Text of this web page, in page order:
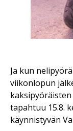
Ja kun
viikonlopun
tapahtuu 15.8.
käynnistyvän